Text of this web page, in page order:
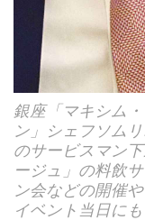
銀座「マキシム
ン」シェフソム
のサービスマン
ージュ」の料飲
ン会などの開催
イベント当日に